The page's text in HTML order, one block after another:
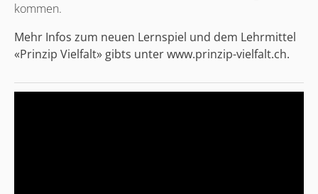
kommen.
Mehr Infos zum neuen Lernspiel und dem Lehrmittel
«Prinzip Vielfalt» gibts unter www.prinzip-vielfalt.ch.